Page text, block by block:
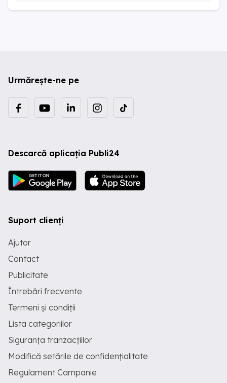
Urmărește-ne pe
Descarcă aplicația Publi24
Suport clienți
Ajutor
Contact
Publicitate
Întrebări frecvente
Termeni și condiții
Lista categoriilor
Siguranța tranzacțiilor
Modifică setările de confidențialitate
Regulament Campanie